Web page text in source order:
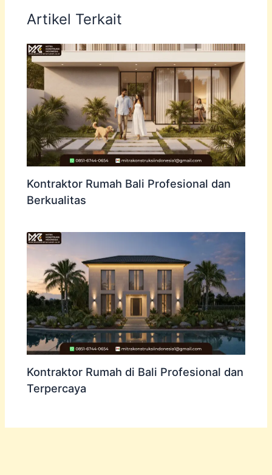
Artikel Terkait
Kontraktor Rumah Bali Profesional dan
Berkualitas
Kontraktor Rumah di Bali Profesional dan
Terpercaya